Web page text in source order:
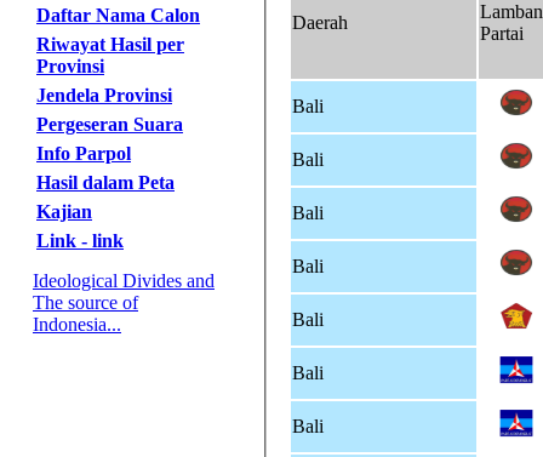
Daftar Nama Calon
Riwayat Hasil per
Provinsi
Jendela Provinsi
Pergeseran Suara
Info Parpol
Hasil dalam Peta
Kajian
Link - link
Ideological Divides and
The source of
Indonesia...
Daerah
Partai
Bali
Bali
Bali
Bali
Bali
Bali
Bali